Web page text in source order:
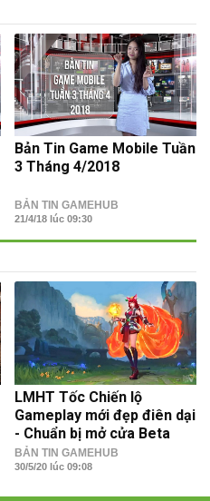
Bản Tin Game Mobile Tuần
3 Tháng 4/2018
BẢN TIN GAMEHUB
21/4/18 lúc 09:30
LMHT Tốc Chiến lộ
Gameplay mới đẹp điên dại
- Chuẩn bị mở cửa Beta
BẢN TIN GAMEHUB
30/5/20 lúc 09:08